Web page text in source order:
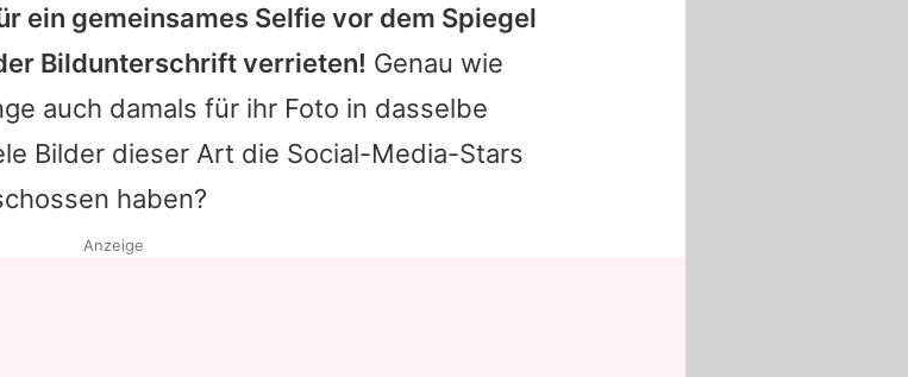
ein gemeinsames Selfie vor dem Spiegel
Bildunterschrift verrieten! Genau wie
auch damals für ihr Foto in dasselbe
Bilder dieser Art die Social-Media-Stars
haben?
Anzeige